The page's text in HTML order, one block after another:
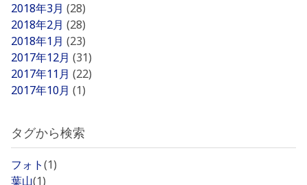
2018年3月 (28)
2018年2月 (28)
2018年1月 (23)
2017年12月 (31)
2017年11月 (22)
2017年10月 (1)
タグから検索
フォト(1)
葉山(1)